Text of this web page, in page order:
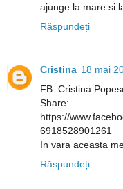
ajunge la mare si
Răspundeți
Cristina 18 mai
FB: Cristina
Share:
https://
6918528901261
In vara aceasta
Răspundeți